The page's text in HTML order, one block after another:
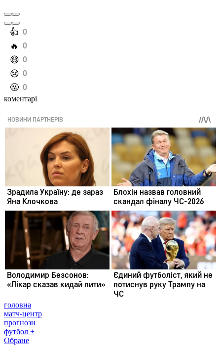
️👍 0
️🔥 0
️😄 0
️😢 0
️🤬 0
коментарі
головна
матч-центр
прогнози
футбол +
Обране